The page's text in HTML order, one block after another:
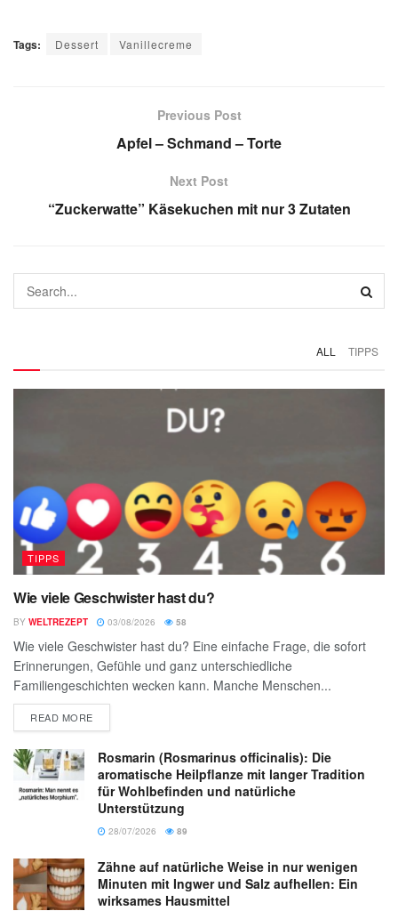
Tags: Dessert Vanillecreme
Previous Post
Apfel – Schmand – Torte
Next Post
“Zuckerwatte” Käsekuchen mit nur 3 Zutaten
ALL TIPPS
TIPPS
Wie viele Geschwister hast du?
BY WELTREZEPT 03/08/2026 58
Wie viele Geschwister hast du? Eine einfache Frage, die sofort
Erinnerungen, Gefühle und ganz unterschiedliche
Familiengeschichten wecken kann. Manche Menschen...
READ MORE
Rosmarin (Rosmarinus officinalis): Die
aromatische Heilpflanze mit langer Tradition
für Wohlbefinden und natürliche
Unterstützung
28/07/2026 89
Zähne auf natürliche Weise in nur wenigen
Minuten mit Ingwer und Salz aufhellen: Ein
wirksames Hausmittel